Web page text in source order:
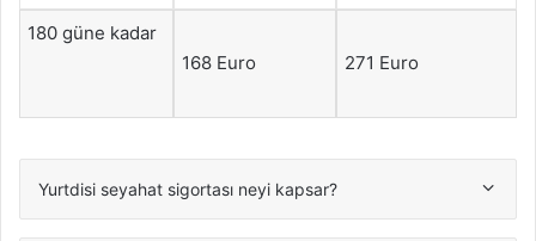
180 güne kadar
168 Euro
271 Euro
Yurtdisi seyahat sigortası neyi kapsar?